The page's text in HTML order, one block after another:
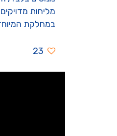
מליחות
במחלקת
23